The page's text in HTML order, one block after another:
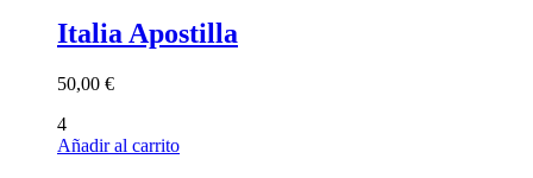
Italia Apostilla
50,00 €
4
Añadir al carrito